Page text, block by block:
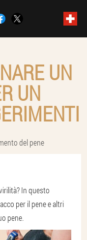
UN
UN
del pene
In questo
per il pene e altri
pene.